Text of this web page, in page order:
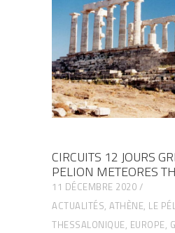
CIRCUITS 12 JOURS
PELION METEORES
11 DÉCEMBRE 2020
ACTUALITÉS, ATHÈNE, LE
THESSALONIQUE, EUROPE,